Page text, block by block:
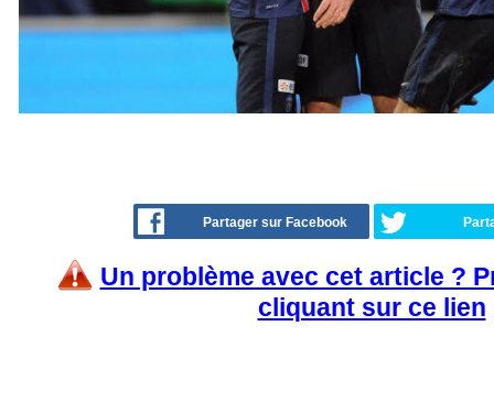
Partager sur Facebook
Un problème avec cet article ?
cliquant sur ce lien